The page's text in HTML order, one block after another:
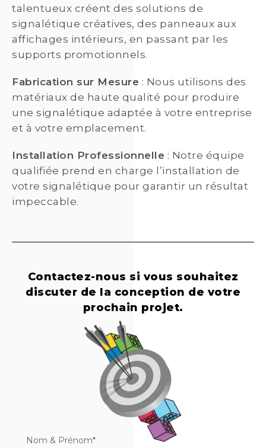
talentueux créent des solutions de
signalétique créatives, des panneaux aux
affichages intérieurs, en passant par les
supports promotionnels.
Fabrication sur Mesure : Nous utilisons des
matériaux de haute qualité pour produire
une signalétique adaptée à votre entreprise
et à votre emplacement.
Installation Professionnelle : Notre équipe
qualifiée prend en charge l’installation de
votre signalétique pour garantir un résultat
impeccable.
Contactez-nous si vous souhaitez
discuter de la conception de votre
prochain projet.